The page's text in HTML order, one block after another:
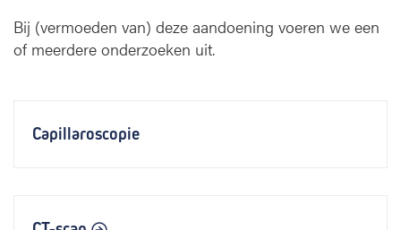
Bij (vermoeden van) deze aandoening voeren we een
of meerdere onderzoeken uit.
Capillaroscopie